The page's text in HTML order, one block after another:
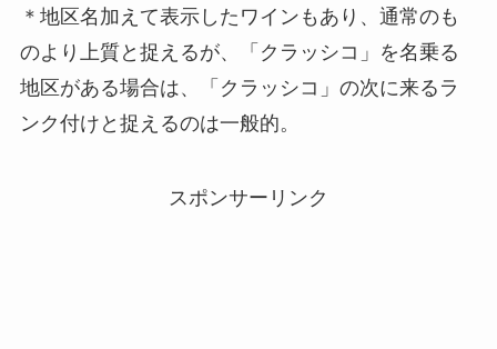
＊地区名加えて表示したワインもあり、通常のも
のより上質と捉えるが、「クラッシコ」を名乗る
地区がある場合は、「クラッシコ」の次に来るラ
ンク付けと捉えるのは一般的。
スポンサーリンク